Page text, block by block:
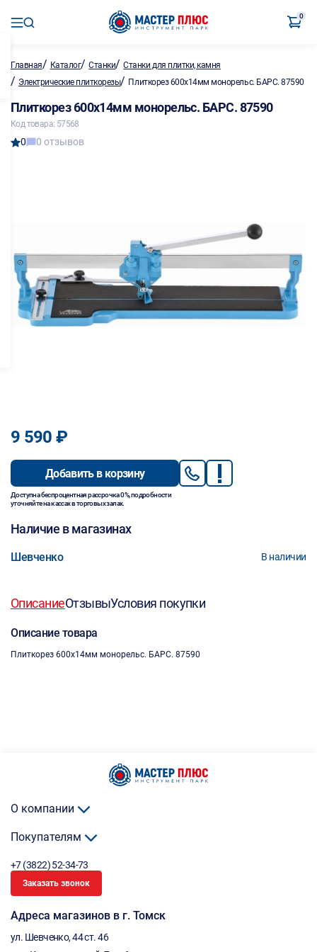
0
Главная/ Каталог/Станки/Станки для плитки, камня
/ Электрические плиткорезы/ Плиткорез 600х14мм монорельс. БАРС. 87590
Плиткорез 600х14мм монорельс. БАРС. 87590
Код товара: 57568
0 0 отзывов
9 590 ₽
Добавить в корзину
Доступна беспроцентная рассрочка 0%, подробности
уточняйте на кассах в торговых залах.
Наличие в магазинах
Шевченко В наличии
ОписаниеОтзывыУсловия покупки
Описание товара
Плиткорез 600х14мм монорельс. БАРС. 87590
О компании
Покупателям
+7 (3822) 52-34-73
Заказать звонок
Адреса магазинов в г. Томск
ул. Шевченко, 44 ст. 46